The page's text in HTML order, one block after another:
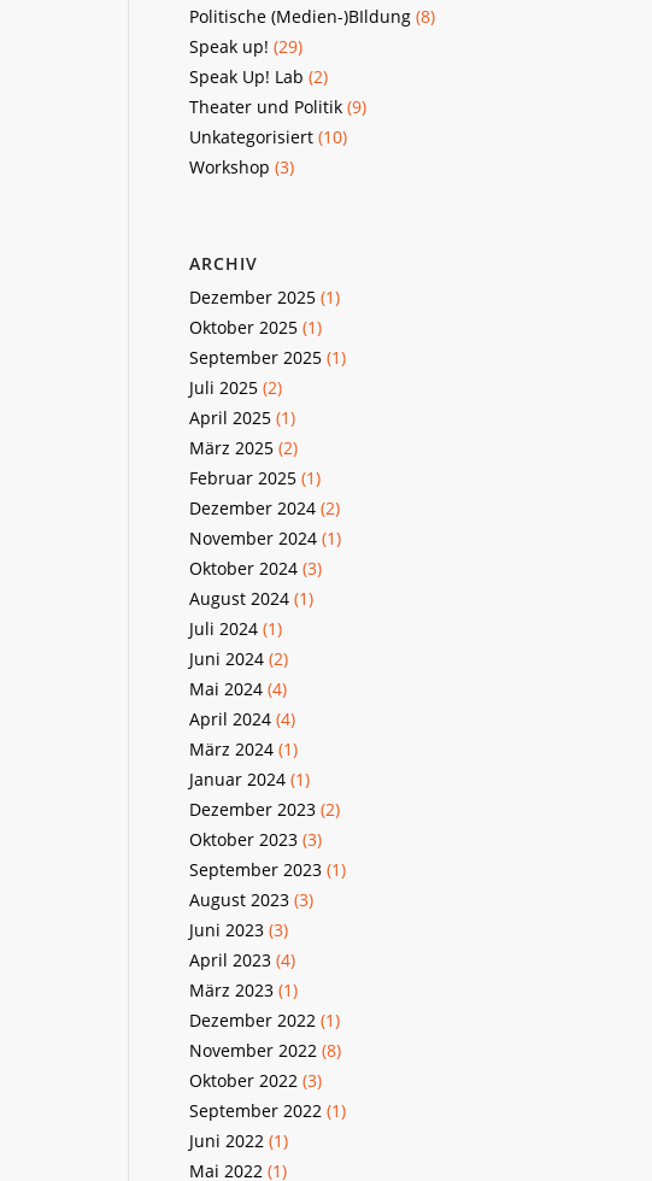
Politische (Medien-)BIldung(8)
Speak up! (29)
Speak Up! Lab (2)
Theater und Politik(9)
Unkategorisiert(10)
Workshop (3)
ARCHIV
Dezember 2025(1)
Oktober 2025(1)
September 2025(1)
Juli 2025(2)
April 2025(1)
März 2025(2)
Februar 2025(1)
Dezember 2024(2)
November 2024(1)
Oktober 2024(3)
August 2024(1)
Juli 2024(1)
Juni 2024(2)
Mai 2024(4)
April 2024(4)
März 2024(1)
Januar 2024(1)
Dezember 2023(2)
Oktober 2023(3)
September 2023(1)
August 2023(3)
Juni 2023(3)
April 2023(4)
März 2023(1)
Dezember 2022(1)
November 2022(8)
Oktober 2022(3)
September 2022(1)
Juni 2022(1)
Mai 2022(1)